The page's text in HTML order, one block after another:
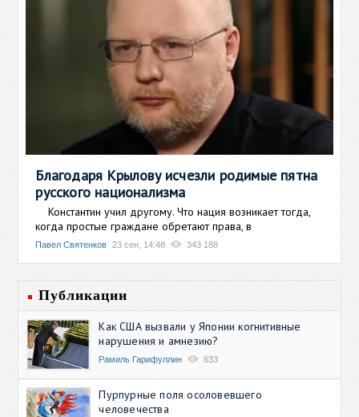
Благодаря Крылову исчезли родимые пятна
русского национализма
Константин учил другому. Что нация возникает тогда,
когда простые граждане обретают права, в
Павел Святенков 23 сен, 14:48 343 188
Публикации
Как США вызвали у Японии когнитивные
нарушения и амнезию?
Рамиль Гарифуллин 633
Пурпурные поля осоловевшего
человечества